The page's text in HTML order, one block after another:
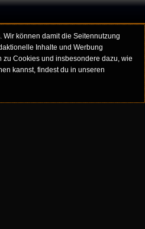
Wir können damit die Seitennutzung
Inhalte und Werbung
Cookies und insbesondere dazu, wie
kannst, findest du in unseren